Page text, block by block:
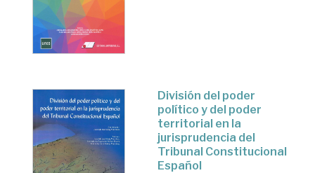
División del poder
político y del poder
territorial en la
jurisprudencia del
Tribunal Constitucional
Español